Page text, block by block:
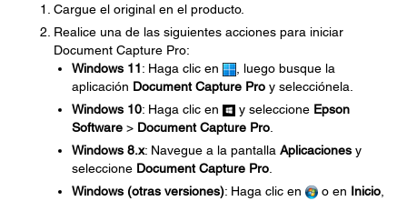
Cargue el original en el producto.
Realice una de las siguientes acciones para iniciar
Document Capture Pro:
Windows 11: Haga clic en
, luego busque la
aplicación Document Capture Pro y selecciónela.
Windows 10: Haga clic en y seleccione Epson
Software > Document Capture Pro
Windows 8.x: Navegue a la pantalla Aplicaciones y
seleccione Document Capture Pro
Windows (otras versiones): Haga clic en o en Inicio